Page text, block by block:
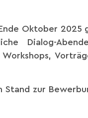
Oktober
Dialog-
zur